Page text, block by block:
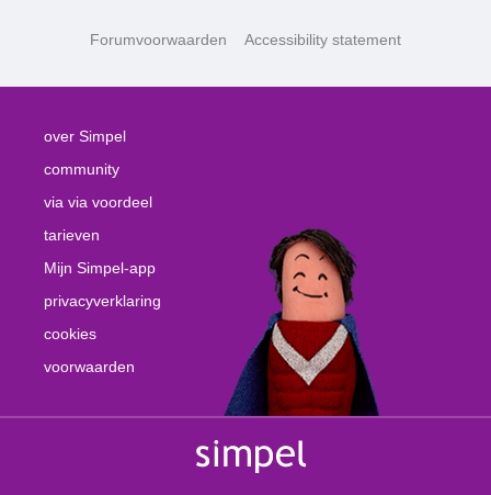
Forumvoorwaarden Accessibility statement
over Simpel
community
via via voordeel
tarieven
Mijn Simpel-app
privacyverklaring
cookies
voorwaarden